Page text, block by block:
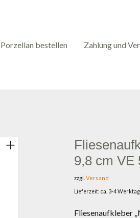
Porzellan bestellen Zahlung und
9,8 cm VE
zzgl. Versand
Lieferzeit: ca. 3-4
Fliesenaufkleber